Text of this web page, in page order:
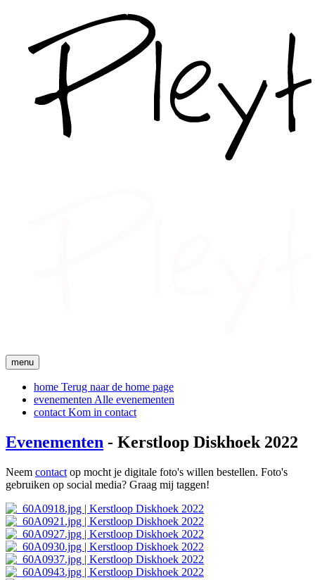
menu
home Terug naar de home page
evenementen Alle evenementen
contact Kom in contact
Evenementen - Kerstloop Diskhoek 2022
Neem contact op mocht je digitale foto's willen bestellen. Foto's
gebruiken op social media? Graag mij taggen!